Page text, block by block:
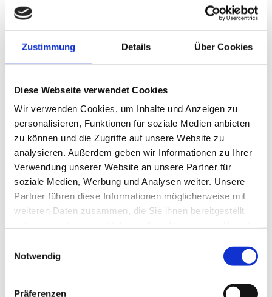
Zustimmung Details Über Cookies
Diese Webseite verwendet Cookies
Wir verwenden Cookies, um Inhalte und Anzeigen zu
personalisieren, Funktionen für soziale Medien anbieten
zu können und die Zugriffe auf unsere Website zu
analysieren. Außerdem geben wir Informationen zu Ihrer
Verwendung unserer Website an unsere Partner für
soziale Medien, Werbung und Analysen weiter. Unsere
Partner führen diese Informationen möglicherweise mit
weiteren Daten zusammen, die Sie ihnen bereitgestellt
Notwendig
Präferenzen
Hebammenbetreuung bedeutet kontinuierliche und umfassende
Begleitung rund um die Geburt. Wie auch in der Geburtshilfe hat
sich bei der Betreuung in der Schwangerschaft und im
Wochenbett gezeigt, dass viele Komplikationen verhindert
werden können, wenn eine vertrauensvolle Beziehung entsteht.
Philosophie
Schwangerschaft, Geburt, das Wochenbett und die erste Zeit mit
dem Kind sind ein natürlicher Vorgang. Ich möchte die Frauen
und/oder Paare durch meine Betreuung darin bestärken, in jeder
sich für alle Fragen Zeit zu nehmen und umfassend aufklären und